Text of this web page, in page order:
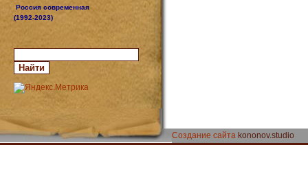
Россия современная
(1992-2023)
Создание сайта kononov.studio